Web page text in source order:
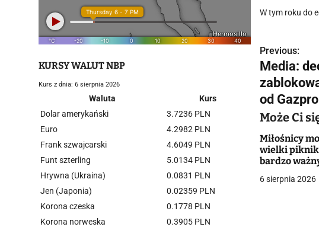
W tym roku do
N
a
w
i
g
a
Previous:
Media:
od
Może Ci
Miłośnicy
wielki piknik
bardzo
6 sierpnia 2026
KURSY WALUT NBP
Kurs z dnia: 6 sierpnia 2026
Waluta
Kurs
Dolar amerykański
3.7236 PLN
Euro
4.2982 PLN
Frank szwajcarski
4.6049 PLN
Funt szterling
5.0134 PLN
Hrywna (Ukraina)
0.0831 PLN
Jen (Japonia)
0.02359 PLN
Korona czeska
0.1778 PLN
Korona norweska
0.3905 PLN